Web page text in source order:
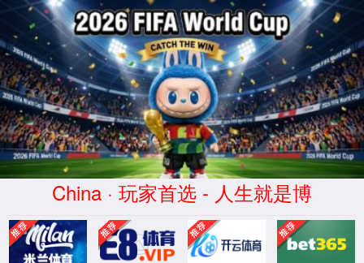
CHINA·金沙js333线路-品牌官网
网站首页 js333国际线路检测 学院动态 党
迎评促建
当前位置： 网站首页>>迎评促建>>工作新闻
迎评促建 工作新闻